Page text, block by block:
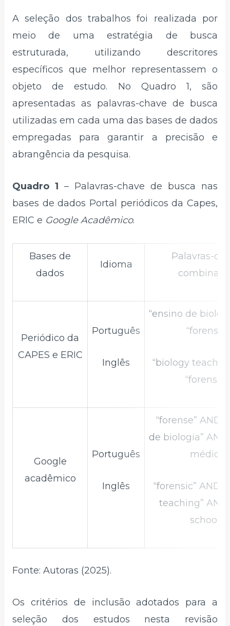
A seleção dos trabalhos foi realizada por
meio de uma estratégia de busca
estruturada, utilizando descritores
específicos que melhor representassem o
objeto de estudo. No Quadro 1, são
apresentadas as palavras-chave de busca
utilizadas em cada uma das bases de dados
empregadas para garantir a precisão e
abrangência da pesquisa.
Quadro 1 – Palavras-chave de busca nas
bases de dados Portal periódicos da Capes,
ERIC e Google Acadêmico.
Bases de
dados
Idioma
Palavras-
Periódico da
CAPES e ERIC
Português
Inglês
“ensino de
“forense”
“biology
“forensic”
Google
acadêmico
Português
Inglês
“forense” AND
de biologia” AND
médio”
“forensic” AND
teaching” AND
school”
Fonte: Autoras (2025).
Os critérios de inclusão adotados para a
seleção dos estudos nesta revisão